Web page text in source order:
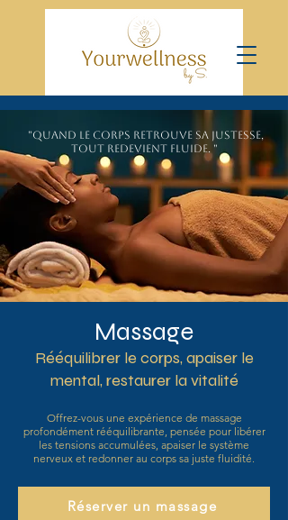
"Quand le corps retrouve sa justesse,
tout redevient fluide. "
Massage
Rééquilibrer le corps, apaiser le
mental, restaurer la vitalité
Offrez-vous une expérience de massage
profondément rééquilibrante, pensée pour libérer
les tensions accumulées, apaiser le système
nerveux et redonner au corps sa juste fluidité.
Réserver un massage